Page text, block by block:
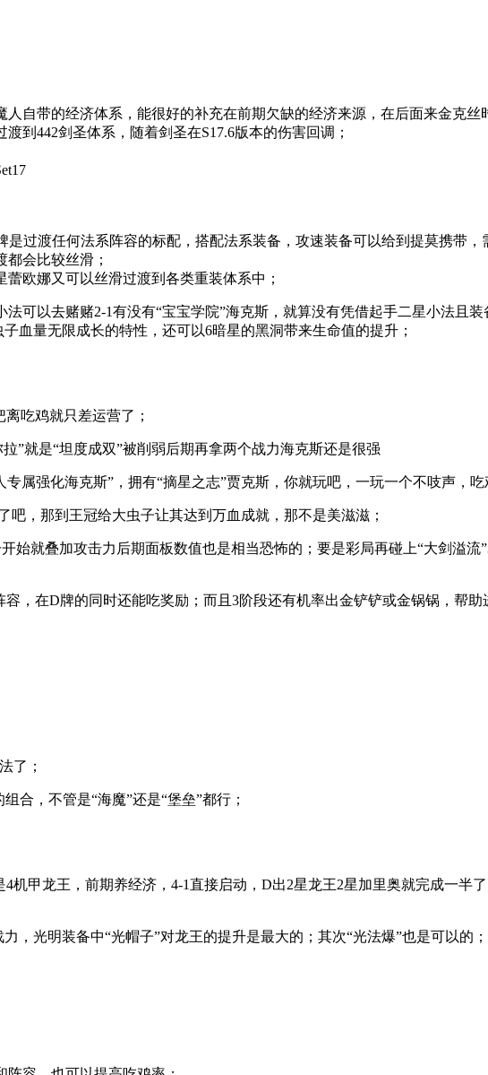
自带的经济体系，能很好的补充在前期欠缺的经济来源，在后面来金克丝
到442剑圣体系，随着剑圣在S17.6版本的伤害回调；
过渡任何法系阵容的标配，搭配法系装备，攻速装备可以给到提莫携带
会比较丝滑；
欧娜又可以丝滑过渡到各类重装体系中；
可以去赌赌2-1有没有“宝宝学院”海克斯，就算没有凭借起手二星小法且
血量无限成长的特性，还可以6暗星的黑洞带来生命值的提升；
吃鸡就只差运营了；
”就是“坦度成双”被削弱后期再拿两个战力海克斯还是很强
属强化海克斯”，拥有“摘星之志”贾克斯，你就玩吧，一玩一个不吱声，
吧，那到王冠给大虫子让其达到万血成就，那不是美滋滋；
始就叠加攻击力后期面板数值也是相当恐怖的；要是彩局再碰上“大剑溢流
，在D牌的同时还能吃奖励；而且3阶段还有机率出金铲铲或金锅锅，帮
了；
合，不管是“海魔”还是“堡垒”都行；
机甲龙王，前期养经济，4-1直接启动，D出2星龙王2星加里奥就完成一半
，光明装备中“光帽子”对龙王的提升是最大的；其次“光法爆”也是可以的；